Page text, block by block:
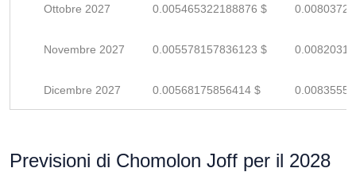
Ottobre 2027 0.005465322188876 $
Novembre 2027 0.005578157836123 $
Dicembre 2027 0.00568175856414 $
Previsioni di Chomolon Joff per il 2028